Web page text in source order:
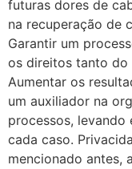
futuras dores de
na recuperação de
Garantir um
os direitos tanto do
Aumentar os
um auxiliador na
processos,
cada caso.
mencionado antes,